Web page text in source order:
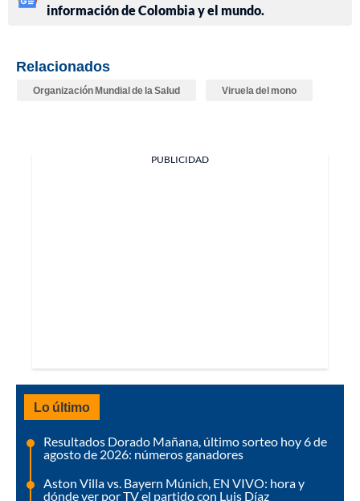
información de Colombia y el mundo.
Relacionados
Organización Mundial de la Salud Viruela del mono
PUBLICIDAD
Lo último
Resultados Dorado Mañana, último sorteo hoy 6 de
agosto de 2026: números ganadores
Aston Villa vs. Bayern Múnich, EN VIVO: hora y
dónde ver por TV el partido con Luis Díaz